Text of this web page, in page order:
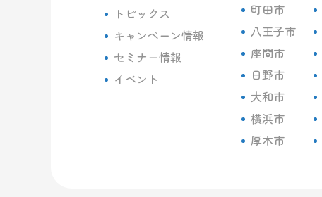
トピックス
キャンペーン情報
セミナー情報
イベント
町田市
八王子市
座間市
日野市
大和市
横浜市
厚木市